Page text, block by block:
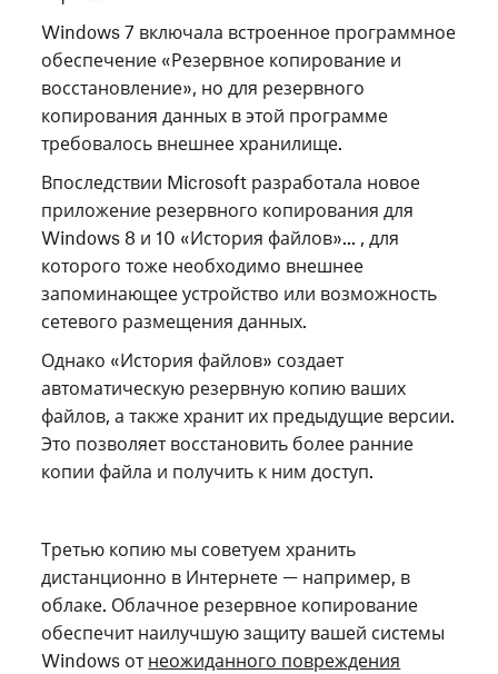
Windows 7 включала встроенное программное
обеспечение «Резервное копирование и
восстановление», но для резервного
копирования данных в этой программе
требовалось внешнее хранилище.
Впоследствии Microsoft разработала новое
приложение резервного копирования для
Windows 8 и 10 «История файлов»... , для
которого тоже необходимо внешнее
запоминающее устройство или возможность
сетевого размещения данных.
Однако «История файлов» создает
автоматическую резервную копию ваших
файлов, а также хранит их предыдущие версии.
Это позволяет восстановить более ранние
копии файла и получить к ним доступ.
Третью копию мы советуем хранить
дистанционно в Интернете — например, в
облаке. Облачное резервное копирование
обеспечит наилучшую защиту вашей системы
Windows от неожиданного повреждения